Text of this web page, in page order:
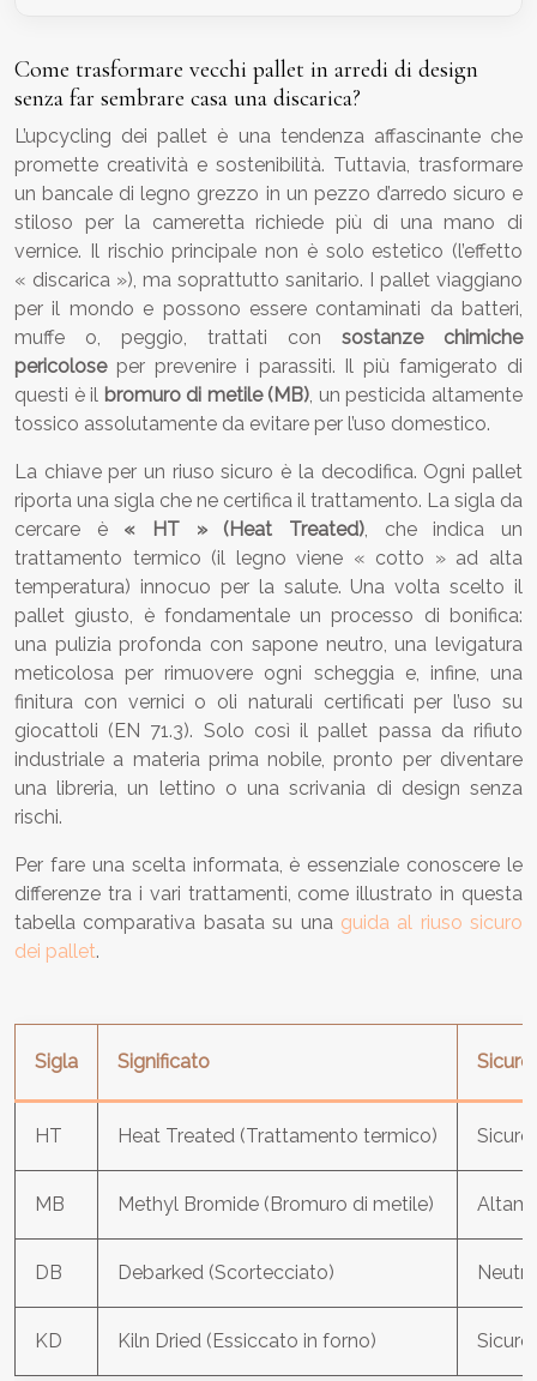
Come trasformare vecchi pallet in arredi di design
senza far sembrare casa una discarica?
L’upcycling dei pallet è una tendenza affascinante che
promette creatività e sostenibilità. Tuttavia, trasformare
un bancale di legno grezzo in un pezzo d’arredo sicuro e
stiloso per la cameretta richiede più di una mano di
vernice. Il rischio principale non è solo estetico (l’effetto
« discarica »), ma soprattutto sanitario. I pallet viaggiano
per il mondo e possono essere contaminati da batteri,
muffe o, peggio, trattati con sostanze chimiche
pericoloseper prevenire i parassiti. Il più famigerato di
questi è il bromuro di metile (MB), un pesticida altamente
tossico assolutamente da evitare per l’uso domestico.
La chiave per un riuso sicuro è la decodifica. Ogni pallet
riporta una sigla che ne certifica il trattamento. La sigla da
cercare è « HT » (Heat Treated), che indica un
trattamento termico (il legno viene « cotto » ad alta
temperatura) innocuo per la salute. Una volta scelto il
pallet giusto, è fondamentale un processo di bonifica:
una pulizia profonda con sapone neutro, una levigatura
meticolosa per rimuovere ogni scheggia e, infine, una
finitura con vernici o oli naturali certificati per l’uso su
giocattoli (EN 71.3). Solo così il pallet passa da rifiuto
industriale a materia prima nobile, pronto per diventare
una libreria, un lettino o una scrivania di design senza
rischi.
Per fare una scelta informata, è essenziale conoscere le
differenze tra i vari trattamenti, come illustrato in questa
tabella comparativa basata su una guida al riuso sicuro
dei pallet.
Sigla Significato
HT Heat Treated (Trattamento termico) Sicuro
MB Methyl Bromide (Bromuro di metile)
DB Debarked (Scortecciato) Neutro
KD Kiln Dried (Essiccato in forno) Sicuro